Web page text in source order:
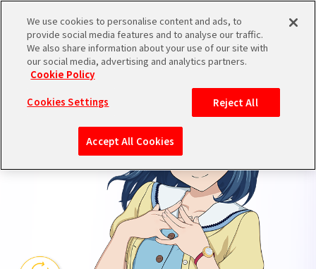
IDOL&CHARACTER
We use cookies to personalise content and ads, to
provide social media features and to analyse our traffic.
We also share information about your use of our site with
our social media, advertising and analytics partners.
Cookie Policy
Cookies Settings Reject All
Accept All Cookies